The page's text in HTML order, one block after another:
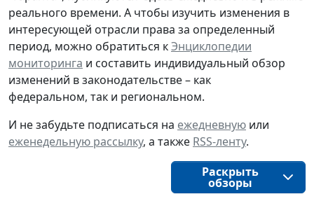
реального времени. А чтобы изучить изменения в
интересующей отрасли права за определенный
период, можно обратиться кЭнциклопедии
мониторинга и составить индивидуальный обзор
изменений в законодательстве – как
федеральном, так и региональном.
И не забудьте подписаться на ежедневную или
еженедельную рассылку, а также RSS-ленту.
Раскрыть
обзоры